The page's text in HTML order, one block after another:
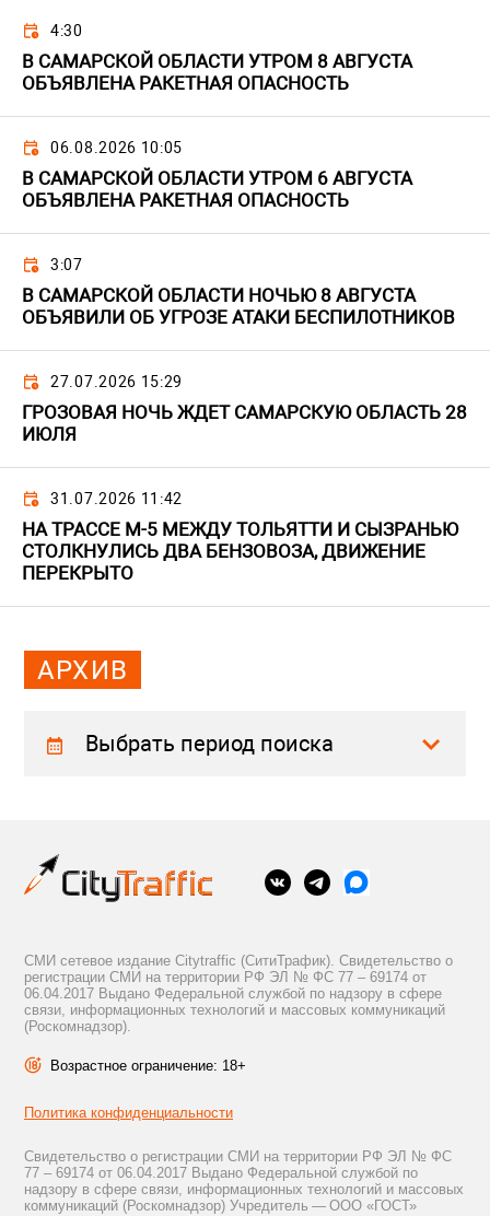
4:30
В САМАРСКОЙ ОБЛАСТИ УТРОМ 8 АВГУСТА
ОБЪЯВЛЕНА РАКЕТНАЯ ОПАСНОСТЬ
06.08.2026 10:05
В САМАРСКОЙ ОБЛАСТИ УТРОМ 6 АВГУСТА
ОБЪЯВЛЕНА РАКЕТНАЯ ОПАСНОСТЬ
3:07
В САМАРСКОЙ ОБЛАСТИ НОЧЬЮ 8 АВГУСТА
ОБЪЯВИЛИ ОБ УГРОЗЕ АТАКИ БЕСПИЛОТНИКОВ
27.07.2026 15:29
ГРОЗОВАЯ НОЧЬ ЖДЕТ САМАРСКУЮ ОБЛАСТЬ 28
ИЮЛЯ
31.07.2026 11:42
НА ТРАССЕ М-5 МЕЖДУ ТОЛЬЯТТИ И СЫЗРАНЬЮ
СТОЛКНУЛИСЬ ДВА БЕНЗОВОЗА, ДВИЖЕНИЕ
ПЕРЕКРЫТО
АРХИВ
Выбрать период поиска
СМИ сетевое издание Citytraffic (СитиТрафик). Свидетельство о
регистрации СМИ на территории РФ ЭЛ № ФС 77 – 69174 от
06.04.2017 Выдано Федеральной службой по надзору в сфере
связи, информационных технологий и массовых коммуникаций
(Роскомнадзор).
Возрастное ограничение: 18+
Политика конфиденциальности
Свидетельство о регистрации СМИ на территории РФ ЭЛ № ФС
77 – 69174 от 06.04.2017 Выдано Федеральной службой по
надзору в сфере связи, информационных технологий и массовых
коммуникаций (Роскомнадзор) Учредитель — ООО «ГОСТ»